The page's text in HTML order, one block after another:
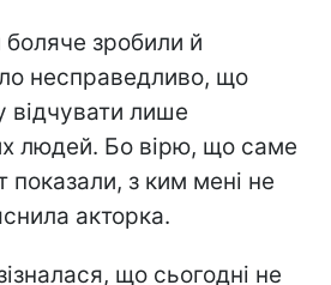
боляче зробили й
несправедливо, що
відчувати лише
людей. Бо вірю, що саме
показали, з ким мені не
акторка.
що сьогодні не